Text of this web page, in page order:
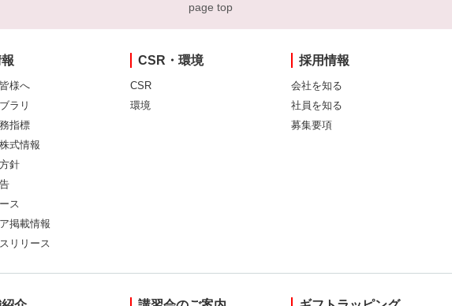
page top
報
様へ
ラリ
指標
式情報
針
ス
掲載情報
リリース
CSR・環境
CSR
環境
採用情報
会社を知る
社員を知る
募集要項